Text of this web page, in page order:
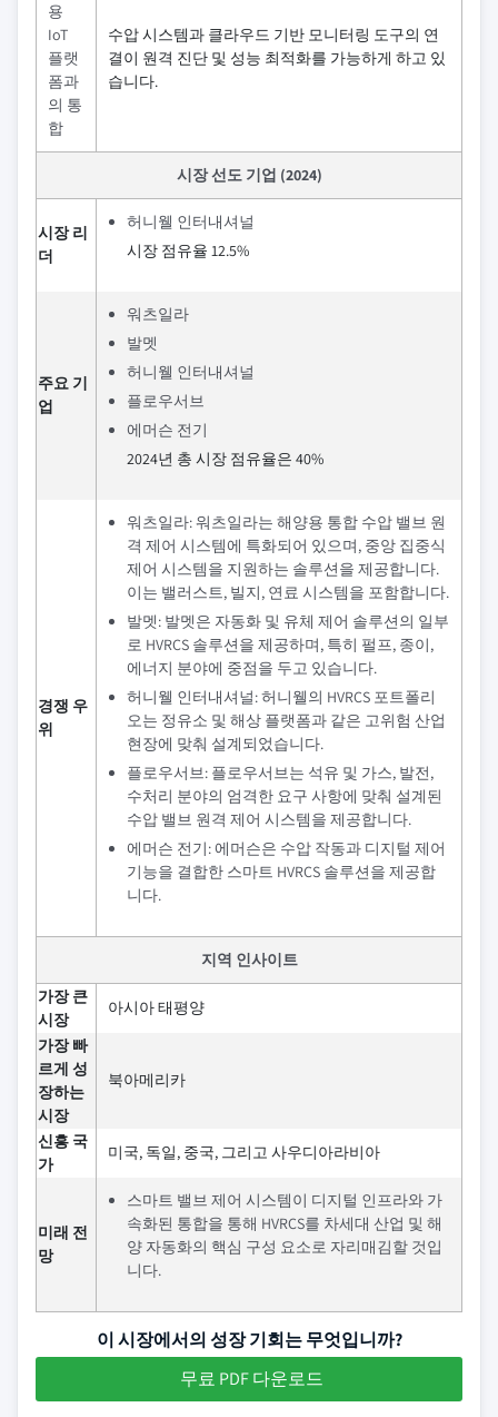
용
IoT
플랫
폼과
의 통
합
수압 시스템과 클라우드 기반 모니터링 도구의 연
결이 원격 진단 및 성능 최적화를 가능하게 하고 있
습니다.
시장 선도 기업 (2024)
시장 리
더
허니웰 인터내셔널
시장 점유율 12.5%
주요 기
업
워츠일라
발멧
허니웰 인터내셔널
플로우서브
에머슨 전기
2024년 총 시장 점유율은 40%
경쟁 우
위
워츠일라: 워츠일라는 해양용 통합 수압 밸브 원
격 제어 시스템에 특화되어 있으며, 중앙 집중식
제어 시스템을 지원하는 솔루션을 제공합니다.
이는 밸러스트, 빌지, 연료 시스템을 포함합니다.
발멧: 발멧은 자동화 및 유체 제어 솔루션의 일부
로 HVRCS 솔루션을 제공하며, 특히 펄프, 종이,
에너지 분야에 중점을 두고 있습니다.
허니웰 인터내셔널: 허니웰의 HVRCS 포트폴리
오는 정유소 및 해상 플랫폼과 같은 고위험 산업
현장에 맞춰 설계되었습니다.
플로우서브: 플로우서브는 석유 및 가스, 발전,
수처리 분야의 엄격한 요구 사항에 맞춰 설계된
수압 밸브 원격 제어 시스템을 제공합니다.
에머슨 전기: 에머슨은 수압 작동과 디지털 제어
기능을 결합한 스마트 HVRCS 솔루션을 제공합
니다.
지역 인사이트
가장 큰
시장
아시아 태평양
가장 빠
르게 성
장하는
시장
북아메리카
신흥 국
가
미국, 독일, 중국, 그리고 사우디아라비아
미래 전
망
스마트 밸브 제어 시스템이 디지털 인프라와 가
속화된 통합을 통해 HVRCS를 차세대 산업 및 해
양 자동화의 핵심 구성 요소로 자리매김할 것입
니다.
이 시장에서의 성장 기회는 무엇입니까?
무료 PDF 다운로드